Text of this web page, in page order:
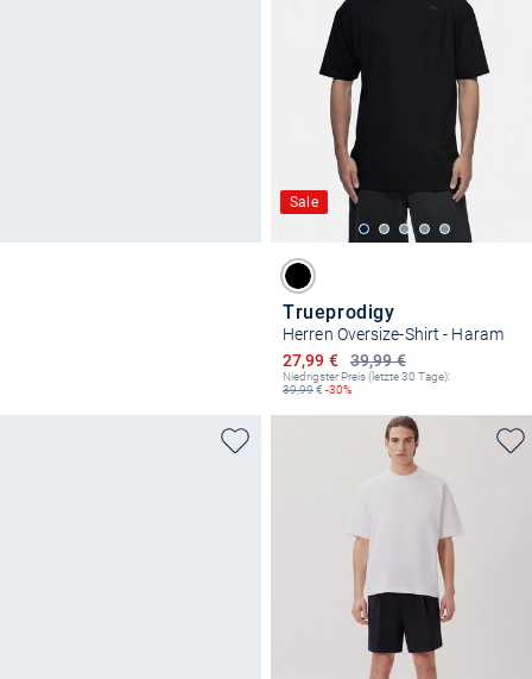
Sale
Trueprodigy
Herren Oversize-Shirt - Haram
39,99 €
Ermäßigter Preis
27,99 €
Niedrigster Preis (letzte 30 Tage):
39,99€ -30%